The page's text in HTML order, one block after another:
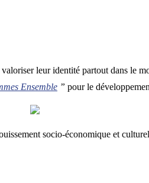
leur identité partout dans le
Ensemble ” pour le
socio-économique et